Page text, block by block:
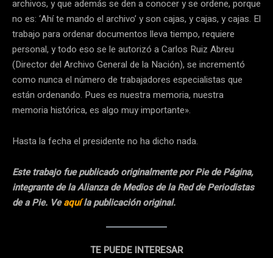
archivos, y que además se den a conocer y se ordene, porque
no es: ‘Ahí te mando el archivo’ y son cajas, y cajas, y cajas. El
trabajo para ordenar documentos lleva tiempo, requiere
personal, y todo eso se le autorizó a Carlos Ruiz Abreu
(Director del Archivo General de la Nación), se incrementó
como nunca el número de trabajadores especialistas que
están ordenando. Pues es nuestra memoria, nuestra
memoria histórica, es algo muy importante».
Hasta la fecha el presidente no ha dicho nada.
Este trabajo fue publicado originalmente por Pie de Página,
integrante de la Alianza de Medios de la Red de Periodistas
de a Pie. Veaquíla publicación original.
TE PUEDE INTERESAR